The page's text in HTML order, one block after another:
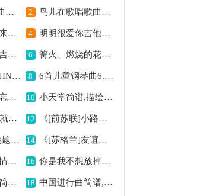
Dear friend歌曲简谱,传递真挚友情 2 鸟儿在歌唱歌曲简谱,展现欢快之景
爱要大声唱出来简谱,唱出心中爱之意 4 明明很爱你吉他谱六线谱,甜蜜爱情的乐章
你的爱给了谁吉他谱六线谱,探寻爱之归宿 6 篝火、燃烧的花朵歌曲简谱,展现热烈的意境
ESTUDIO OSTINATO(En la mayor)（古典吉他）吉他谱六线谱,古典吉他悠扬之韵 8 6首儿童钢琴曲6.F大调,充满童趣的乐章
校园时光，难忘青春岁月, 10 小天堂简谱,描绘梦幻之境
田光歌曲选48就是这个样,展现别样风格 12 《[前苏联]小路》歌曲简谱,经典苏联歌曲旋律
七绝·为女民兵题照(京歌)简谱京剧,展现巾帼英姿 14 《[苏格兰]友谊地久天长》歌曲简谱,经典友谊之歌
玫瑰简谱，深情满溢 16 你是我不想放掉的快乐,唱出不舍的情感
白洋淀的故事简谱,谱写水乡动人情 18 中国进行曲简谱,激昂奋进之曲